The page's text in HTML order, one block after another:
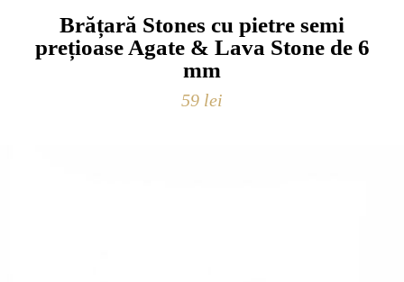
Brățară Stones cu pietre semi
prețioase Agate & Lava Stone de 6
mm
59 lei